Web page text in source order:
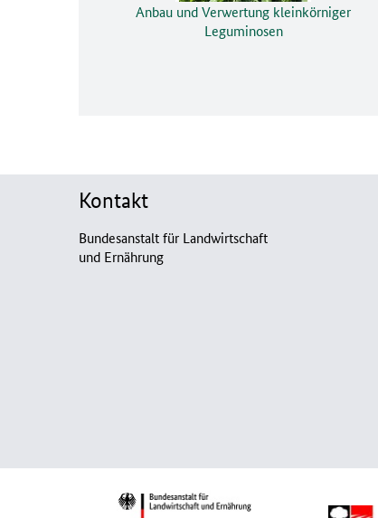
Anbau und Verwertung kleinkörniger
Leguminosen
Kontakt
Bundesanstalt für Landwirtschaft
und Ernährung